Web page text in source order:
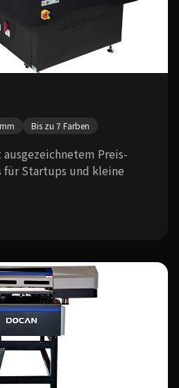
Bis zu 7 Farben
Preis-
für Startups und kleine